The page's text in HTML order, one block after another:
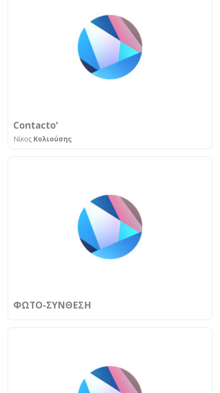
Contacto’
Νίκος Κολιούσης
ΦΩΤΟ-ΣΥΝΘΕΣΗ